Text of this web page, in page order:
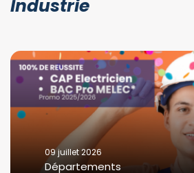
Industrie
09 juillet 2026
Départements